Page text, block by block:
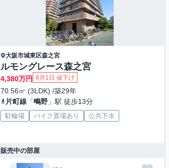
大阪市城東区森之宮
ルモングレース森之宮
4,380万円 8月1日 値下げ
70.56㎡ (3LDK) /築29年
片町線「鴫野」駅 徒歩13分
駐輪場 バイク置場あり 公共下水
販売中の部屋